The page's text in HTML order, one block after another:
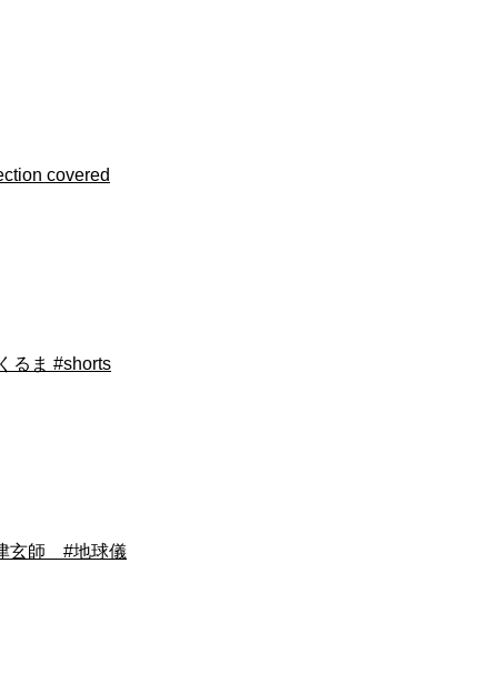
covered
るま #shorts
玄師 #地球儀